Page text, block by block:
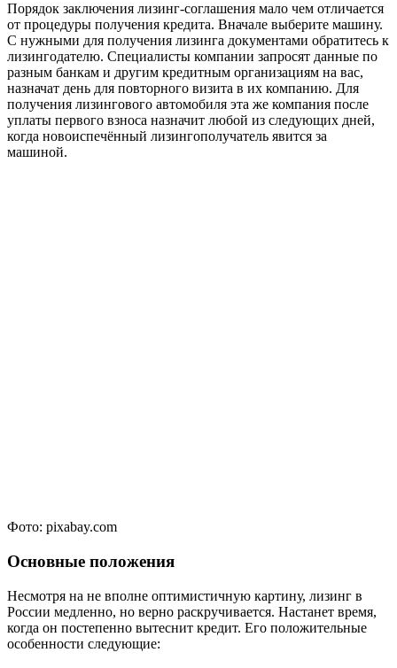
Порядок заключения лизинг-соглашения мало чем отличается
от процедуры получения кредита. Вначале выберите машину.
С нужными для получения лизинга документами обратитесь к
лизингодателю. Специалисты компании запросят данные по
разным банкам и другим кредитным организациям на вас,
назначат день для повторного визита в их компанию. Для
получения лизингового автомобиля эта же компания после
уплаты первого взноса назначит любой из следующих дней,
когда новоиспечённый лизингополучатель явится за
машиной.
Фото: pixabay.com
Основные положения
Несмотря на не вполне оптимистичную картину, лизинг в
России медленно, но верно раскручивается. Настанет время,
когда он постепенно вытеснит кредит. Его положительные
особенности следующие: